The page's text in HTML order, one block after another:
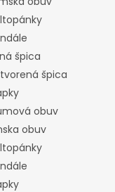
špica
špica
obuv
obuv